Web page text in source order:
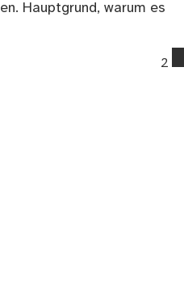
Hauptgrund, warum es
2